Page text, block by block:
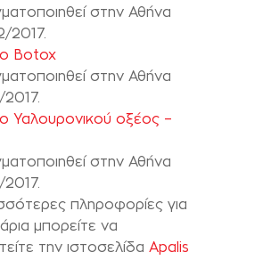
στην Αθήνα
2017.
Botox
στην Αθήνα
Υαλουρονικού οξέος –
στην Αθήνα
πληροφορίες για
μπορείτε να
την ιστοσελίδα Apalis